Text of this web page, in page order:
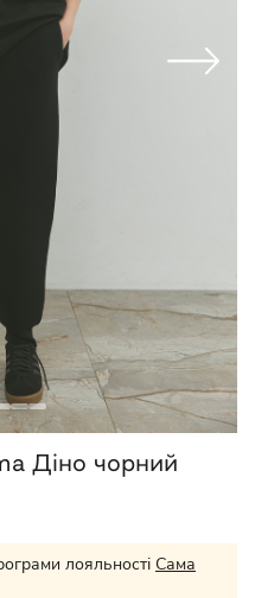
Діно чорний
лояльності Сама